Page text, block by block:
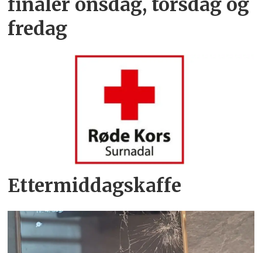
fredag
Ettermiddagskaffe